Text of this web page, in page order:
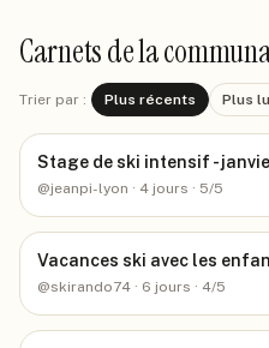
Carnets de la
Trier par : Plus récents Plus
Stage de ski intensif -
@jeanpi-lyon · 4 jours · 5/5
Vacances ski avec les
@skirando74 · 6 jours · 4/5